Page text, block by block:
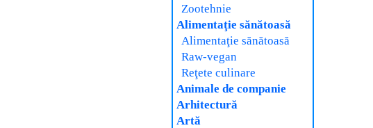
Zootehnie
Alimentaţie sănătoasă
Alimentaţie sănătoasă
Raw-vegan
Reţete culinare
Animale de companie
Arhitectură
Artă